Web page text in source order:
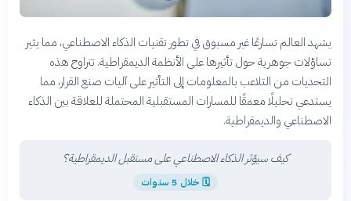
يشهد العالم تسارعًا غير مسبوق في تطور تقنيات الذكاء الاصطناعي، مما يثير
تساؤلات جوهرية حول تأثيرها على الأنظمة الديمقراطية. تتراوح هذه
التحديات من التلاعب بالمعلومات إلى التأثير على آليات صنع القرار، مما
يستدعي تحليلًا معمقًا للمسارات المستقبلية المحتملة للعلاقة بين الذكاء
الاصطناعي والديمقراطية.
كيف سيؤثر الذكاء الاصطناعي على مستقبل الديمقراطية؟
🗓 خلال 5 سنوات